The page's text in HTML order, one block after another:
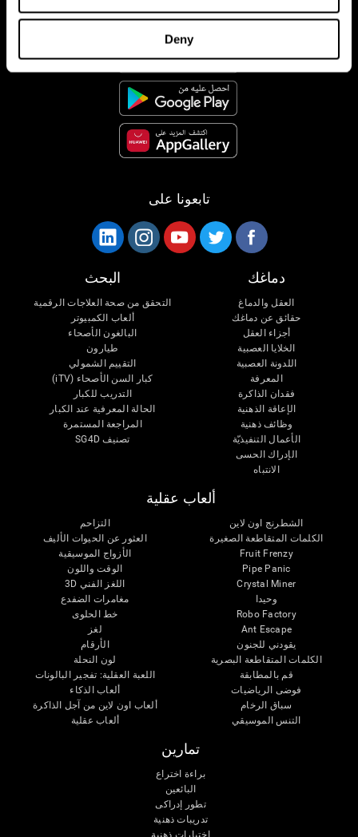
Deny
تطبيق CogniFit
تابعونا على
دماغك
العقل والدماغ
حقائق عن دماغك
أجزاء العقل
الخلايا العصبية
اللدونة العصبية
المعرفة
فقدان الذاكرة
الإعاقة الذهنية
وظائف ذهنية
الأعمال التنفيذيّة
الإدراك الحسى
الانتباه
البحث
التحقق من صحة العلاجات الرقمية
ألعاب الكمبيوتر
البالغون الأصحاء
طيارون
التقييم الشمولي
كبار السن الأصحاء (iTV)
التدريب للكبار
الحالة المعرفية عند الكبار
المراجعة المستمرة
تصنيف SG4D
ألعاب عقلية
الشطرنج اون لاين
الكلمات المتقاطعة الصغيرة
Fruit Frenzy
Pipe Panic
Crystal Miner
وحيدا
Robo Factory
Ant Escape
يقودني للجنون
الكلمات المتقاطعة البصرية
قم بالمطابقة
فوضى الرياضيات
سباق الرخام
التنس الموسيقي
التزاحم
العثور عن الحيوات الأليف
الأزواج الموسيقية
الوقت واللون
اللغز الفني 3D
مغامرات الضفدع
خط الحلوى
لغز
الأرقام
لون النحلة
اللعبة العقلية: تفجير البالونات
ألعاب الذكاء
ألعاب اون لاين من آجل الذاكرة
ألعاب عقلية
تمارين
براءة اختراع
البائعين
تطور إدراكى
تدريبات ذهنية